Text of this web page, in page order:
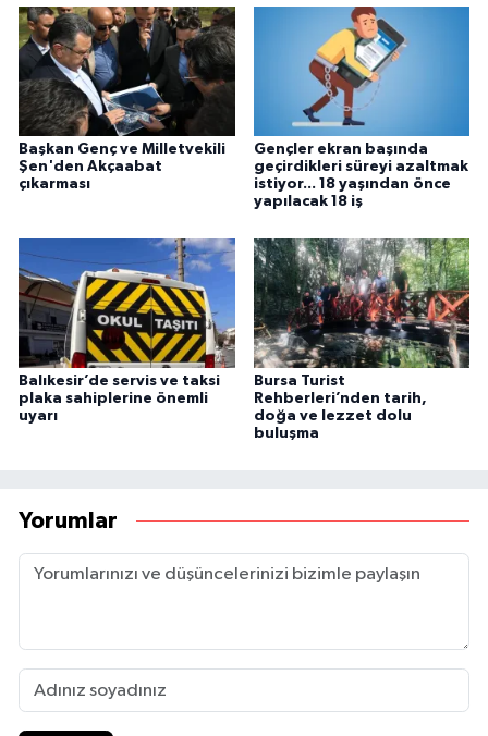
Başkan Genç ve Milletvekili
Şen'den Akçaabat
çıkarması
Gençler ekran başında
geçirdikleri süreyi azaltmak
istiyor... 18 yaşından önce
yapılacak 18 iş
Balıkesir’de servis ve taksi
plaka sahiplerine önemli
uyarı
Bursa Turist
Rehberleri’nden tarih,
doğa ve lezzet dolu
buluşma
Yorumlar